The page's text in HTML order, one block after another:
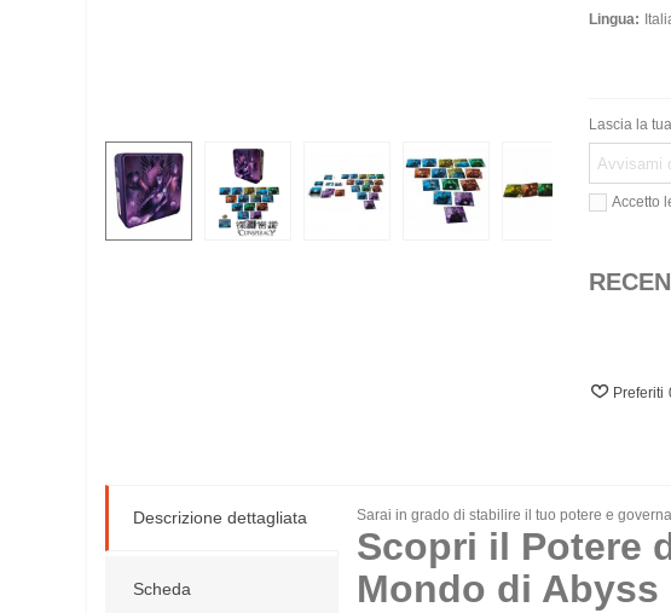
Lingua:
Lascia la
Accetto
Preferiti
Descrizione dettagliata
Scheda
Sarai in grado di stabilire il tuo potere e
Scopri il Potere
Mondo di Abyss